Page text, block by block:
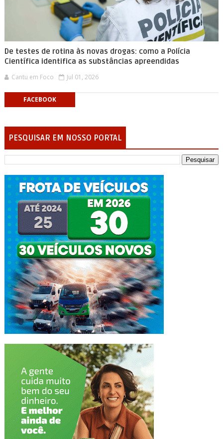
De testes de rotina às novas drogas: como a Polícia
Científica identifica as substâncias apreendidas
Cantu em Foco Jul 01, 2026
FACEBOOK
PESQUISAR EM NOSSO PORTAL